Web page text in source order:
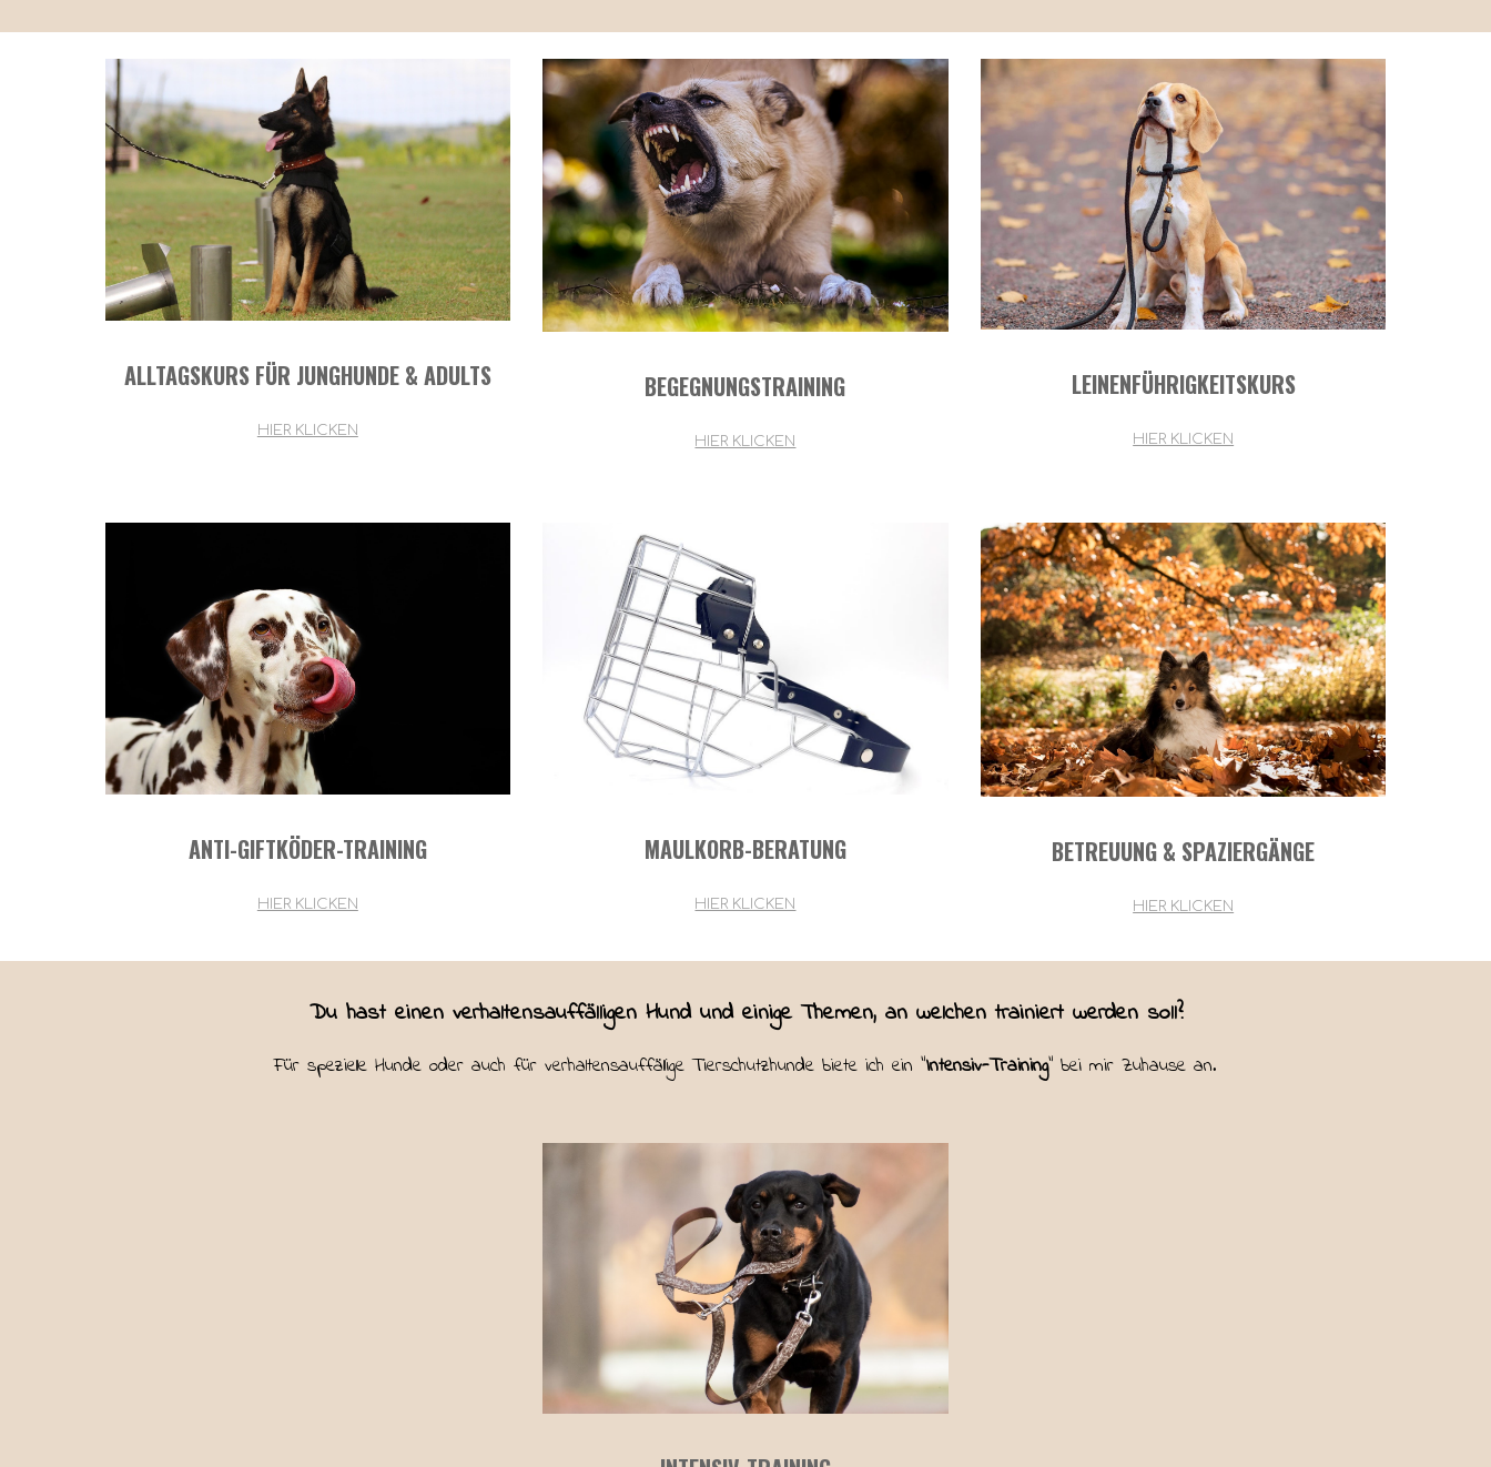
ALLTAGSKURS FÜR JUNGHUNDE & ADULTS
HIER KLICKEN
BEGEGNUNGSTRAINING
HIER KLICKEN
LEINENFÜHRIGKEITSKURS
HIER KLICKEN
ANTI-GIFTKÖDER-TRAINING
HIER KLICKEN
MAULKORB-BERATUNG
HIER KLICKEN
BETREUUNG & SPAZIERGÄNGE
HIER KLICKEN
Du hast einen verhaltensauffälligen Hund und einige Themen, an welchen trainiert werden soll?
Für spezielle Hunde oder auch für verhaltensauffällige Tierschutzhunde biete ich ein "Intensiv-Training" bei mir Zuhause an.